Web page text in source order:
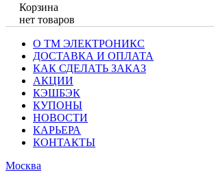
Корзина
нет товаров
О ТМ ЭЛЕКТРОНИКС
ДОСТАВКА И ОПЛАТА
КАК СДЕЛАТЬ ЗАКАЗ
АКЦИИ
КЭШБЭК
КУПОНЫ
НОВОСТИ
КАРЬЕРА
КОНТАКТЫ
Москва